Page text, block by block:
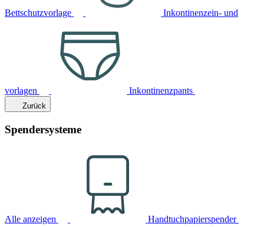
Bettschutzvorlage Inkontinenzein- und
vorlagen Inkontinenzpants
Zurück
Spendersysteme
Alle anzeigen Handtuchpapierspender